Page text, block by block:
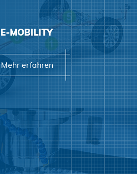
E-MOBILITY
Mehr erfahren
Mehr erfahren
Mehr erfahren